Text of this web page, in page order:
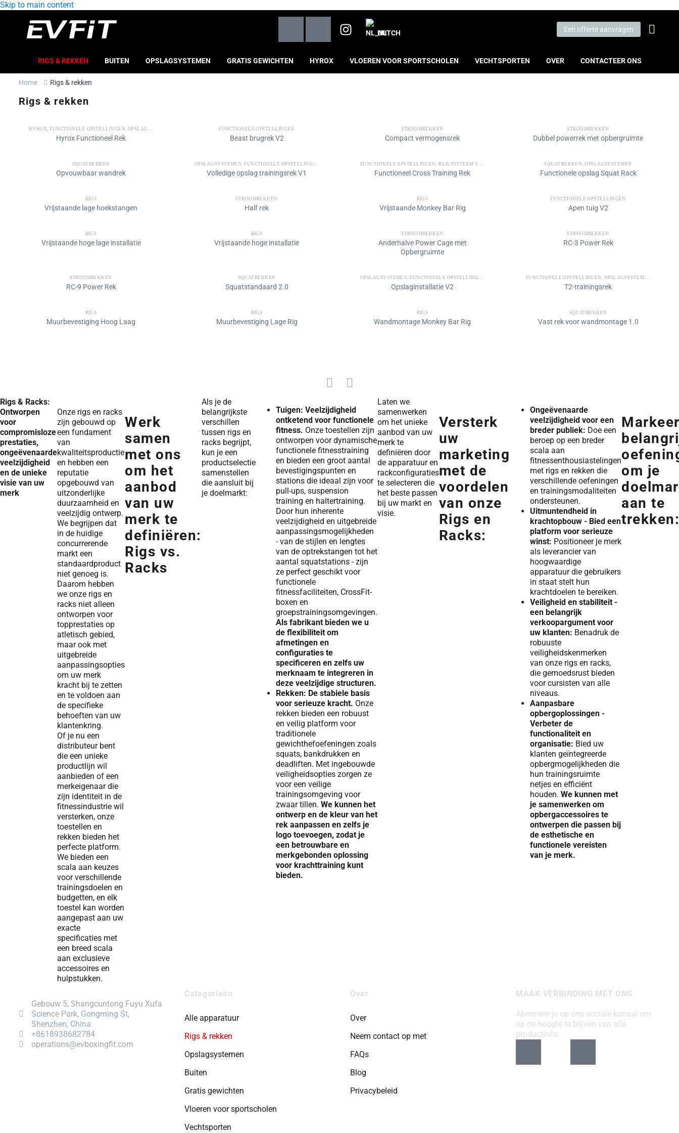
Skip to main content
DUTCH Een offerte aanvragen
RIGS & REKKEN BUITEN OPSLAGSYSTEMEN GRATIS GEWICHTEN HYROX VLOEREN VOOR SPORTSCHOLEN VECHTSPORTEN OVER CONTACTEER ONS
Home Rigs & rekken
Rigs & rekken
HYROX,FUNCTIONELE OPSTELLINGEN, OPSLAGSYSTEMEN
Hyrox Functioneel Rek
FUNCTIONELE OPSTELLINGEN
Beast brugrek V2
STROOMREKKEN
Compact vermogensrek
STROOMREKKEN
Dubbel powerrek met opbergruimte
SQUATREKKEN
Opvouwbaar wandrek
OPSLAGSYSTEMEN,FUNCTIONELE OPSTELLINGEN
Volledige opslag trainingsrek V1
FUNCTIONELE OPSTELLINGEN , RAILSYSTEEM VOOR BOKSZAK
Functioneel Cross Training Rek
SQUATREKKEN,OPSLAGSYSTEMEN
Functionele opslag Squat Rack
RIGS
Vrijstaande lage hoekstangen
STROOMREKKEN
Half rek
RIGS
Vrijstaande Monkey Bar Rig
FUNCTIONELE OPSTELLINGEN
Apen tuig V2
RIGS
Vrijstaande hoge lage installatie
RIGS
Vrijstaande hoge installatie
STROOMREKKEN
Anderhalve Power Cage met
Opbergruimte
STROOMREKKEN
RC-3 Power Rek
STROOMREKKEN
RC-9 Power Rek
SQUATREKKEN
Squatstandaard 2.0
OPSLAGSYSTEMEN,FUNCTIONELE OPSTELLINGEN
Opslaginstallatie V2
FUNCTIONELE OPSTELLINGEN , OPSLAGSYSTEMEN
T2-trainingsrek
RIGS
Muurbevestiging Hoog Laag
RIGS
Muurbevestiging Lage Rig
RIGS
Wandmontage Monkey Bar Rig
SQUATREKKEN
Vast rek voor wandmontage 1.0
Rigs & Racks:
Ontworpen
voor
compromisloze
prestaties,
ongeëvenaarde
veelzijdigheid
en de unieke
visie van uw
merk
Onze rigs en racks
zijn gebouwd op
een fundament
van
kwaliteitsproductie
en hebben een
reputatie
opgebouwd van
uitzonderlijke
duurzaamheid en
veelzijdig ontwerp.
We begrijpen dat
in de huidige
concurrerende
markt een
standaardproduct
niet genoeg is.
Daarom hebben
we onze rigs en
racks niet alleen
ontworpen voor
topprestaties op
atletisch gebied,
maar ook met
uitgebreide
aanpassingsopties
om uw merk
kracht bij te zetten
en te voldoen aan
de specifieke
behoeften van uw
klantenkring.
Of je nu een
distributeur bent
die een unieke
productlijn wil
aanbieden of een
merkeigenaar die
zijn identiteit in de
fitnessindustrie wil
versterken, onze
toestellen en
rekken bieden het
perfecte platform.
We bieden een
scala aan keuzes
voor verschillende
trainingsdoelen en
budgetten, en elk
toestel kan worden
aangepast aan uw
exacte
specificaties met
een breed scala
aan exclusieve
accessoires en
hulpstukken.
Werk
samen
met ons
om het
aanbod
van uw
merk te
definiëren:
Rigs vs.
Racks
Als je de
belangrijkste
verschillen
tussen rigs en
racks begrijpt,
kun je een
productselectie
samenstellen
die aansluit bij
je doelmarkt:
Tuigen: Veelzijdigheid
ontketend voor functionele
fitness. Onze toestellen zijn
ontworpen voor dynamische
functionele fitnesstraining
en bieden een groot aantal
bevestigingspunten en
stations die ideaal zijn voor
pull-ups, suspension
training en haltertraining.
Door hun inherente
veelzijdigheid en uitgebreide
aanpassingsmogelijkheden
- van de stijlen en lengtes
van de optrekstangen tot het
aantal squatstations - zijn
ze perfect geschikt voor
functionele
fitnessfaciliteiten, CrossFit-
boxen en
groepstrainingsomgevingen.
Als fabrikant bieden we u
de flexibiliteit om
afmetingen en
configuraties te
specificeren en zelfs uw
merknaam te integreren in
deze veelzijdige structuren.
Rekken: De stabiele basis
voor serieuze kracht. Onze
rekken bieden een robuust
en veilig platform voor
traditionele
gewichthefoefeningen zoals
squats, bankdrukken en
deadliften. Met ingebouwde
veiligheidsopties zorgen ze
voor een veilige
trainingsomgeving voor
zwaar tillen. We kunnen het
ontwerp en de kleur van het
rek aanpassen en zelfs je
logo toevoegen, zodat je
een betrouwbare en
merkgebonden oplossing
voor krachttraining kunt
bieden.
Laten we
samenwerken
om het unieke
aanbod van uw
merk te
definiëren door
de apparatuur en
rackconfiguraties
te selecteren die
het beste passen
bij uw markt en
visie.
Versterk
uw
marketing
met de
voordelen
van onze
Rigs en
Racks:
Ongeëvenaarde
veelzijdigheid voor een
breder publiek: Doe een
beroep op een breder
scala aan
fitnessenthousiastelingen
met rigs en rekken die
verschillende oefeningen
en trainingsmodaliteiten
ondersteunen.
Uitmuntendheid in
krachtopbouw - Bied een
platform voor serieuze
winst: Positioneer je merk
als leverancier van
hoogwaardige
apparatuur die gebruikers
in staat stelt hun
krachtdoelen te bereiken.
Veiligheid en stabiliteit -
een belangrijk
verkoopargument voor
uw klanten: Benadruk de
robuuste
veiligheidskenmerken
van onze rigs en racks,
die gemoedsrust bieden
voor cursisten van alle
niveaus.
Aanpasbare
opbergoplossingen -
Verbeter de
functionaliteit en
organisatie: Bied uw
klanten geïntegreerde
opbergmogelijkheden die
hun trainingsruimte
netjes en efficiënt
houden. We kunnen met
je samenwerken om
opbergaccessoires te
ontwerpen die passen bij
de esthetische en
functionele vereisten
van je merk.
om je
aan te
trekken:
Gebouw 5, Shangcuntong Fuyu Xufa
Science Park, Gongming St,
Shenzhen, China
+8618938682784
operations@evboxingfit.com
Categorieën
Alle apparatuur
Rigs & rekken
Opslagsystemen
Buiten
Gratis gewichten
Vloeren voor sportscholen
Vechtsporten
Over
Over
Neem contact op met
FAQs
Blog
Privacybeleid
MAAK VERBINDING MET ONS
Abonneer je op ons sociale kanaal om
op de hoogte te blijven van alle
productinfo: